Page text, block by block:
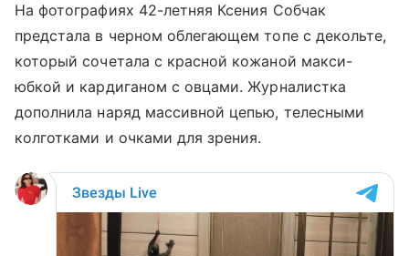
На фотографиях 42-летняя Ксения Собчак
предстала в черном облегающем топе с декольте,
который сочетала с красной кожаной макси-
юбкой и кардиганом с овцами. Журналистка
дополнила наряд массивной цепью, телесными
колготками и очками для зрения.